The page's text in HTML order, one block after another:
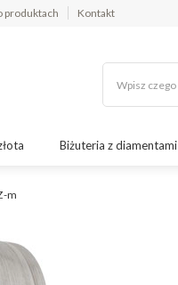
produktach Kontakt
Biżuteria z diamentami
m